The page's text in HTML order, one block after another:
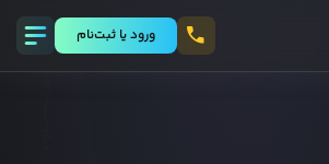
ورود يا ثبت‌نام